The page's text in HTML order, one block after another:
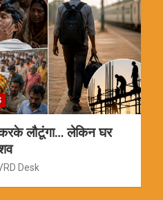
करके लौटूंगा… लेकिन घर
RD Desk